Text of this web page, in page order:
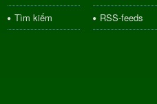
Tìm kiếm
RSS-feeds